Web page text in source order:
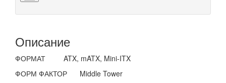
Описание
ФОРМАТ
ATX, mATX, Mini-ITX
ФОРМ ФАКТОР
Middle Tower